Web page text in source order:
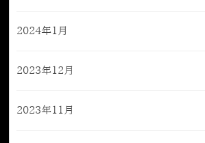
2024年1月
2023年12月
2023年11月